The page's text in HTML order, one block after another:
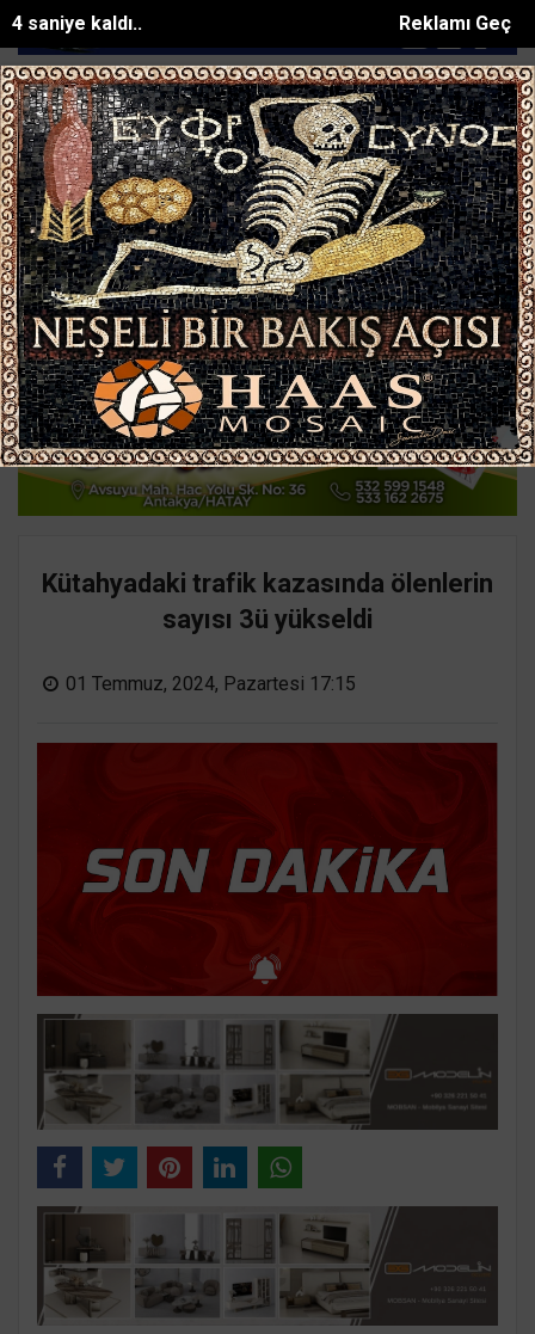
Reklamı Geç
2 saniye kaldı..
SON DAKİKA:
Bakan Kurumun katılımıyla Hatayda 8 bin 500 h... Manavgatta
Ana Sayfa ASAYİŞ
Kütahyadaki trafik kazasında ölenlerin
sayısı 3ü yükseldi
01 Temmuz, 2024, Pazartesi 17:15